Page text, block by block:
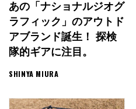
あの「ナショナルジオグ
ラフィック」のアウトド
アブランド誕生！ 探検
隊的ギアに注目。
SHINYA MIURA